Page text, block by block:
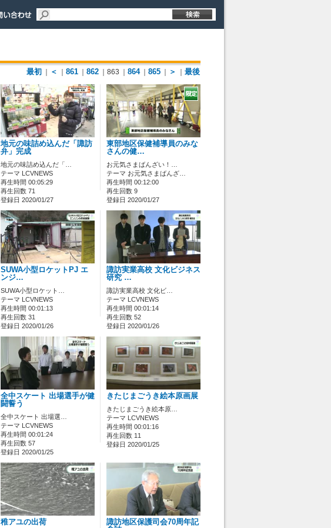
最初
＜ 861 862 ｜863 864 865 ＞ 最後
地元の味詰め込んだ「諏訪
弁」完成
地元の味詰め込んだ「…
テーマ LCVNEWS
再生時間 00:05:29
再生回数 71
登録日 2020/01/27
東部地区保健補導員のみな
さんの健…
お元気さまばんざい！…
テーマ お元気さまばんざ…
再生時間 00:12:00
再生回数 9
登録日 2020/01/27
SUWA小型ロケットPJ エ
ンジ…
SUWA小型ロケット…
テーマ LCVNEWS
再生時間 00:01:13
再生回数 31
登録日 2020/01/26
諏訪実業高校 文化ビジネス
研究 …
諏訪実業高校 文化ビ…
テーマ LCVNEWS
再生時間 00:01:14
再生回数 52
登録日 2020/01/26
全中スケート 出場選手が健
闘誓う
全中スケート 出場選…
テーマ LCVNEWS
再生時間 00:01:24
再生回数 57
登録日 2020/01/25
きたじまごうき絵本原画展
きたじまごうき絵本原…
テーマ LCVNEWS
再生時間 00:01:16
再生回数 11
登録日 2020/01/25
稚アユの出荷
諏訪地区保護司会70周年記